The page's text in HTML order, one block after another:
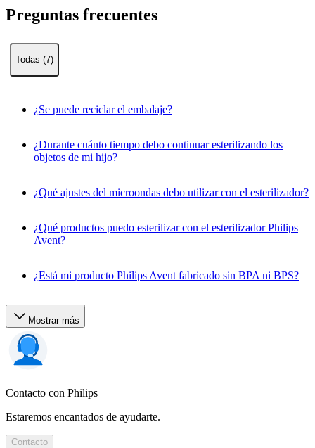
Preguntas frecuentes
Todas (7)
¿Se puede reciclar el embalaje?
¿Durante cuánto tiempo debo continuar esterilizando los
objetos de mi hijo?
¿Qué ajustes del microondas debo utilizar con el esterilizador?
¿Qué productos puedo esterilizar con el esterilizador Philips
Avent?
¿Está mi producto Philips Avent fabricado sin BPA ni BPS?
Mostrar más
Contacto con Philips
Estaremos encantados de ayudarte.
Contacto